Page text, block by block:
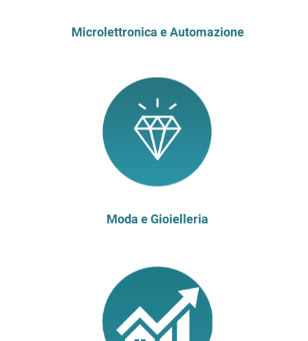
Microlettronica e Automazione
Moda e Gioielleria